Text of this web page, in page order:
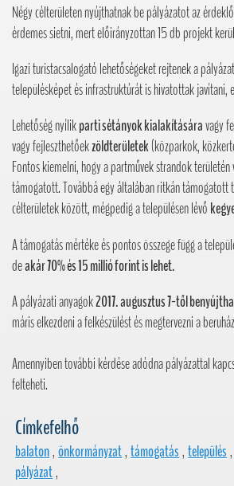
Négy célterületen nyújthatnak be pályázatot az
érdemes sietni, mert előirányzottan 15 db projekt
Igazi turistacsalogató lehetőségeket rejtenek a
településképet és infrastruktúrát is hivatottak javítani,
Lehetőség nyílikparti sétányok kialakításáravagy
vagy fejleszthetőekzöldterületek(közparkok,
Fontos kiemelni, hogy a partművek strandok területén
támogatott. Továbbá egy általában ritkán
célterületek között, mégpedig a településen lévő
A támogatás mértéke és pontos összege függ a
deakár 70% és 15 millió forint is lehet.
A pályázati anyagok2017. augusztus 7-től
máris elkezdeni a felkészülést és megtervezni a
Amennyiben további kérdése adódna pályázattal
felteheti.
Címkefelhő
balaton,önkormányzat,támogatás,település,
pályázat,